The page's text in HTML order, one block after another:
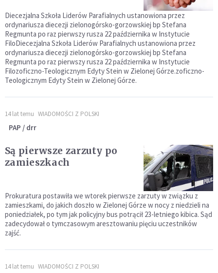
Diecezjalna Szkoła Liderów Parafialnych ustanowiona przez
ordynariusza diecezji zielonogórsko-gorzowskiej bp Stefana
Regmunta po raz pierwszy rusza 22 października w Instytucie
FiloDiecezjalna Szkoła Liderów Parafialnych ustanowiona przez
ordynariusza diecezji zielonogórsko-gorzowskiej bp Stefana
Regmunta po raz pierwszy rusza 22 października w Instytucie
Filozoficzno-Teologicznym Edyty Stein w Zielonej Górze.zoficzno-
Teologicznym Edyty Stein w Zielonej Górze.
14 lat temu WIADOMOŚCI Z POLSKI
PAP / drr
Są pierwsze zarzuty po
zamieszkach
Prokuratura postawiła we wtorek pierwsze zarzuty w związku z
zamieszkami, do jakich doszło w Zielonej Górze w nocy z niedzieli na
poniedziałek, po tym jak policyjny bus potrącił 23-letniego kibica. Sąd
zadecydował o tymczasowym aresztowaniu pięciu uczestników
zajść.
14 lat temu WIADOMOŚCI Z POLSKI